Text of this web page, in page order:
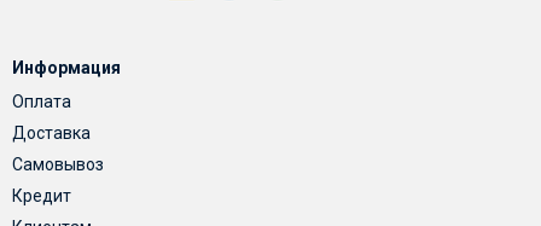
Информация
Оплата
Доставка
Самовывоз
Кредит